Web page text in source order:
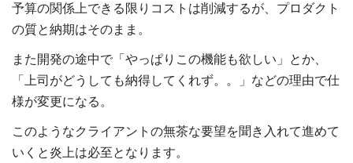
予算の関係上できる限りコストは削減するが、プロダクト
の質と納期はそのまま。
また開発の途中で「やっぱりこの機能も欲しい」とか、
「上司がどうしても納得してくれず。。」などの理由で仕
様が変更になる。
このようなクライアントの無茶な要望を聞き入れて進めて
いくと炎上は必至となります。